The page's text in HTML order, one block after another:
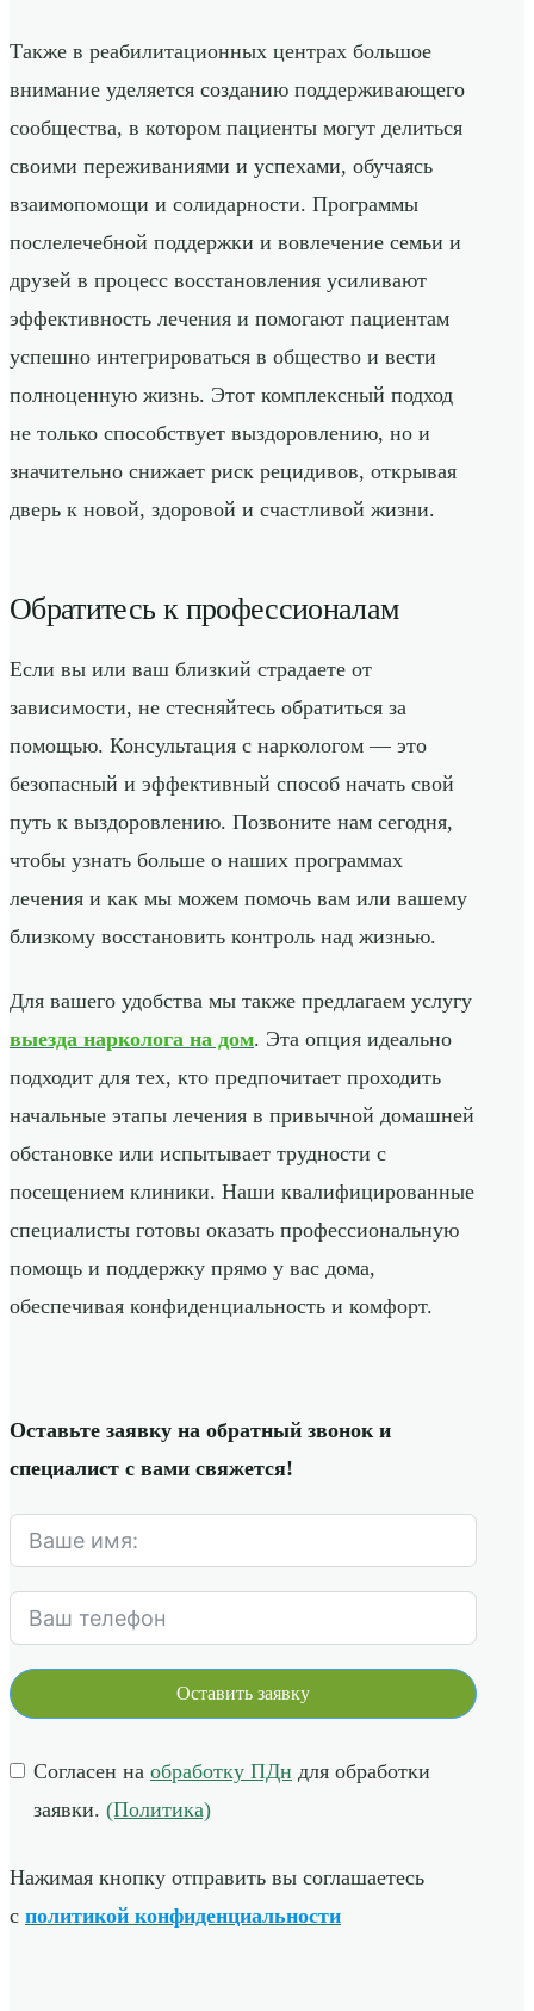
Также в реабилитационных центрах большое
внимание уделяется созданию поддерживающего
сообщества, в котором пациенты могут делиться
своими переживаниями и успехами, обучаясь
взаимопомощи и солидарности. Программы
послелечебной поддержки и вовлечение семьи и
друзей в процесс восстановления усиливают
эффективность лечения и помогают пациентам
успешно интегрироваться в общество и вести
полноценную жизнь. Этот комплексный подход
не только способствует выздоровлению, но и
значительно снижает риск рецидивов, открывая
дверь к новой, здоровой и счастливой жизни.
Обратитесь к профессионалам
Если вы или ваш близкий страдаете от
зависимости, не стесняйтесь обратиться за
помощью. Консультация с наркологом — это
безопасный и эффективный способ начать свой
путь к выздоровлению. Позвоните нам сегодня,
чтобы узнать больше о наших программах
лечения и как мы можем помочь вам или вашему
близкому восстановить контроль над жизнью.
Для вашего удобства мы также предлагаем услугу
выезда нарколога на дом. Эта опция идеально
подходит для тех, кто предпочитает проходить
начальные этапы лечения в привычной домашней
обстановке или испытывает трудности с
посещением клиники. Наши квалифицированные
специалисты готовы оказать профессиональную
помощь и поддержку прямо у вас дома,
обеспечивая конфиденциальность и комфорт.
Оставьте заявку на обратный звонок и
специалист с вами свяжется!
Оставить заявку
Согласен на обработку ПДн для обработки
заявки. (Политика)
Нажимая кнопку отправить вы соглашаетесь
с политикой конфиденциальности